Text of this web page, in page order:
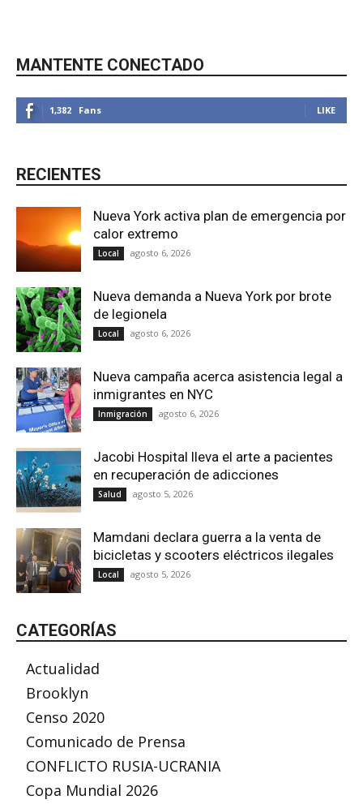
MANTENTE CONECTADO
1,382 Fans LIKE
RECIENTES
Nueva York activa plan de emergencia por
calor extremo
Local agosto 6, 2026
Nueva demanda a Nueva York por brote
de legionela
Local agosto 6, 2026
Nueva campaña acerca asistencia legal a
inmigrantes en NYC
Inmigración agosto 6, 2026
Jacobi Hospital lleva el arte a pacientes
en recuperación de adicciones
Salud agosto 5, 2026
Mamdani declara guerra a la venta de
bicicletas y scooters eléctricos ilegales
Local agosto 5, 2026
CATEGORÍAS
Actualidad
Brooklyn
Censo 2020
Comunicado de Prensa
CONFLICTO RUSIA-UCRANIA
Copa Mundial 2026